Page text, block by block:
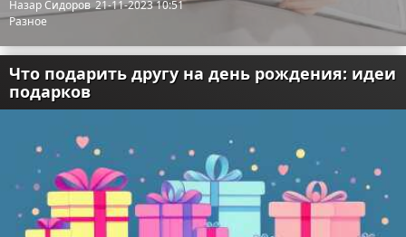
Назар Сидоров 21-11-2023 10:51
Разное
Что подарить другу на день рождения: идеи
подарков